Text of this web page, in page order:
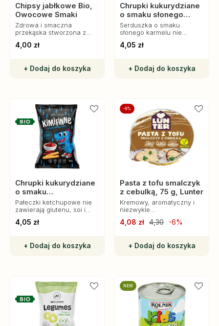
Chipsy jabłkowe Bio,
Owocowe Smaki
Zdrowa i smaczna
przekąska stworzona z
jabłek krojonych w
4,00 zł
+ Dodaj do koszyka
Chrupki kukurydziane
o smaku słonego
karmelu bez glutenu
Bio, 30 g, McLloyd’s
Serduszka o smaku
słonego karmelu nie
orzechów.
4,05 zł
+ Dodaj do koszyka
Chrupki kukurydziane
o smaku
ketchupowym bez
glutenu Bio, 30 g,
McLloyd’s
Pałeczki ketchupowe nie
zawierają glutenu, soi i
bezpieczne dla osób z
4,05 zł
+ Dodaj do koszyka
-6%
Pasta z tofu smalczyk
z cebulką, 75 g, Lunter
Kremowy, aromatyczny i
niezwykle
do pieczywa, warzyw czy
4,08 zł 4,30 -6%
+ Dodaj do koszyka
NEW